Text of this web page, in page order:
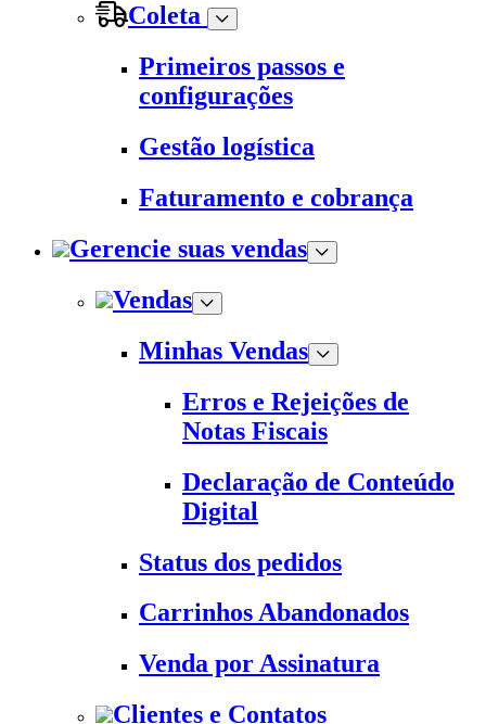
Coleta
Primeiros passos e
configurações
Gestão logística
Faturamento e cobrança
Gerencie suas vendas
Vendas
Minhas Vendas
Erros e Rejeições de
Notas Fiscais
Declaração de Conteúdo
Digital
Status dos pedidos
Carrinhos Abandonados
Venda por Assinatura
Clientes e Contatos